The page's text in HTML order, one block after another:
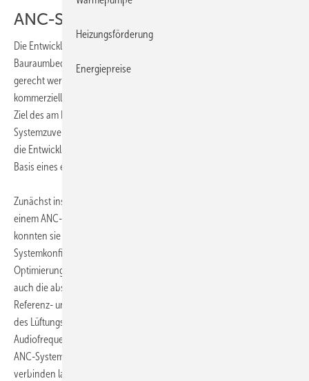
ANC-System zur breiten Anwendung
Die Entwicklung modularer Systemlösungen, die bei Kosten,
Bauraumbedarf und Handhabung den praktischen Anforderungen
gerecht werden, wäre also ein wichtiger Schritt hin zu einer breiten
kommerziellen Anwendung von ANC-Systemen für Lüftungsanlagen.
Ziel des am Fraunhofer-Institut für Betriebsfestigkeit und
Systemzuverlässigkeit LBF laufenden Forschungsprojektes ist darum
die Entwicklung eines kompakten aktiven Schallschutzmoduls auf der
Basis eines einkanaligen adaptiven Feed-Forward-Reglers.
Zunächst installierten die Wissenschaftler ein Lüftungssystem mit
einem ANC-Demonstrator an einem Bürocontainer. Anschließend
konnten sie an diesem Demonstrator die Regelgüte verschiedener
Systemkonfigurationen experimentell erproben. Neben der
Optimierung der Regelalgorithmen gehören hierzu beispielsweise
auch die absolute und relative geometrische Anordnung der
Referenz- und Fehlersensoren und Kontrolllautsprecher innerhalb
des Lüftungssystems. Da ANC-Systeme vor allem bei tiefen
Audiofrequenzen effektiv sind, wird ebenfalls untersucht, wie sich
ANC-Systeme mit probaten passiven akustischen Maßnahmen
verbinden lassen, um eine optimierte breitbandige Regel-
Heizungsförderung
Energiepreise